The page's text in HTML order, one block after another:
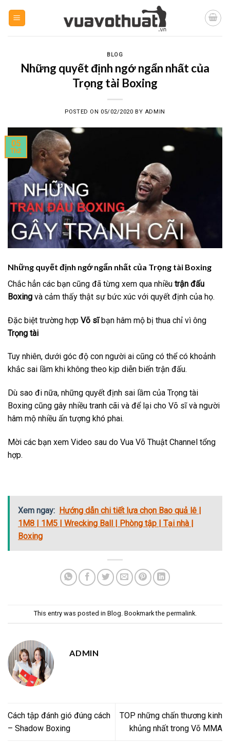
BLOG
Những quyết định ngớ ngẩn nhất của
Trọng tài Boxing
POSTED ON 05/02/2020 BY ADMIN
05
Th2
Những quyết định ngớ ngẩn nhất của Trọng tài Boxing
Chắc hẳn các bạn cũng đã từng xem qua nhiều trận đấu
Boxing và cảm thấy thật sự bức xúc với quyết định của họ.
Đặc biệt trường hợp Võ sĩbạn hâm mộ bị thua chỉ vì ông
Trọng tài
Tuy nhiên, dưới góc độ con người ai cũng có thể có khoảnh
khắc sai lầm khi không theo kịp diễn biến trận đấu.
Dù sao đi nữa, những quyết định sai lầm của Trọng tài
Boxing cũng gây nhiều tranh cãi và để lại cho Võ sĩ và người
hâm mộ nhiều ấn tượng khó phai.
Mời các bạn xem Video sau do Vua Võ Thuật Channel tổng
hợp.
Xem ngay: Hướng dẫn chi tiết lựa chọn Bao quả lê |
1M8 | 1M5 | Wrecking Ball | Phòng tập | Tại nhà |
Boxing
This entry was posted in Blog. Bookmark the permalink.
ADMIN
Cách tập đánh gió đúng cách
– Shadow Boxing
TOP những chấn thương kinh
khủng nhất trong Võ MMA